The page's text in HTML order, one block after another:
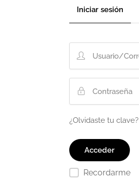
Iniciar sesión
¿Olvidaste tu clave?
Recordarme